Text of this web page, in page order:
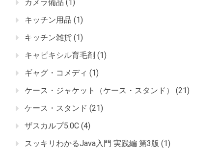
カメラ備品 (1)
キッチン用品 (1)
キッチン雑貨 (1)
キャピキシル育毛剤 (1)
ギャグ・コメディ (1)
ケース・ジャケット（ケース・スタンド）
(21)
ケース・スタンド (21)
ザスカルプ5.0C (4)
スッキリわかるJava入門 実践編 第3版 (1)